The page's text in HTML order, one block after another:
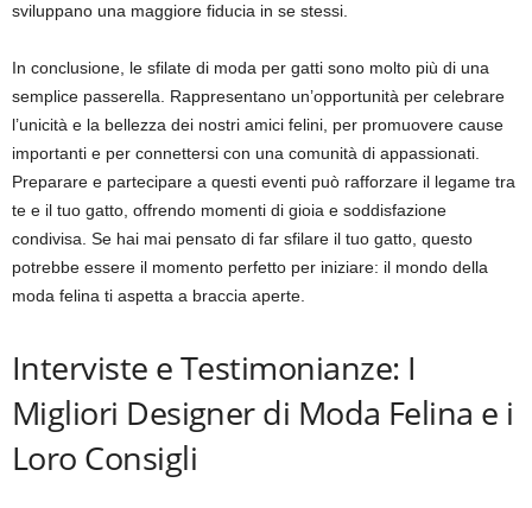
sviluppano una maggiore fiducia in se stessi.
In conclusione, le sfilate di moda per gatti sono molto più di una
semplice passerella. Rappresentano un’opportunità per celebrare
l’unicità e la bellezza dei nostri amici felini, per promuovere cause
importanti e per connettersi con una comunità di appassionati.
Preparare e partecipare a questi eventi può rafforzare il legame tra
te e il tuo gatto, offrendo momenti di gioia e soddisfazione
condivisa. Se hai mai pensato di far sfilare il tuo gatto, questo
potrebbe essere il momento perfetto per iniziare: il mondo della
moda felina ti aspetta a braccia aperte.
Interviste e Testimonianze: I
Migliori Designer di Moda Felina e i
Loro Consigli